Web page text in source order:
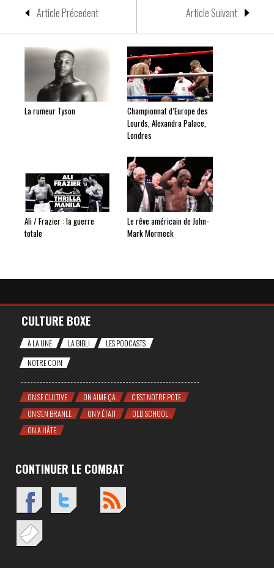
Article Précedent Article Suivant
La rumeur Tyson
Championnat d’Europe des
Lourds, Alexandra Palace,
Londres
Ali / Frazier : la guerre
totale
Le rêve américain de John-
Mark Mormeck
CULTURE BOXE
À LA UNE LA BIBLI
LES PODCASTS
NOTRE COIN
ON SE CULTIVE ON AIME ÇA
C'EST NOTRE POTE
ON S'EN BRANLE
ON Y ÉTAIT
OLD SCHOOL
ON A HÂTE
CONTINUER LE COMBAT